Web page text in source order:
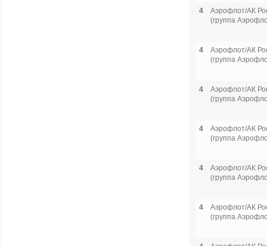
4
Аэрофлот/АК
(группа
4
Аэрофлот/АК
(группа
4
Аэрофлот/АК
(группа
4
Аэрофлот/АК
(группа
4
Аэрофлот/АК
(группа
4
Аэрофлот/АК
(группа